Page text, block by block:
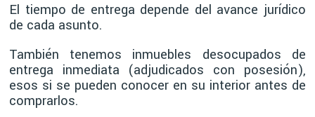
El tiempo de entrega depende del avance jurídico
de cada asunto.
También tenemos inmuebles desocupados de
entrega inmediata (adjudicados con posesión),
esos si se pueden conocer en su interior antes de
comprarlos.